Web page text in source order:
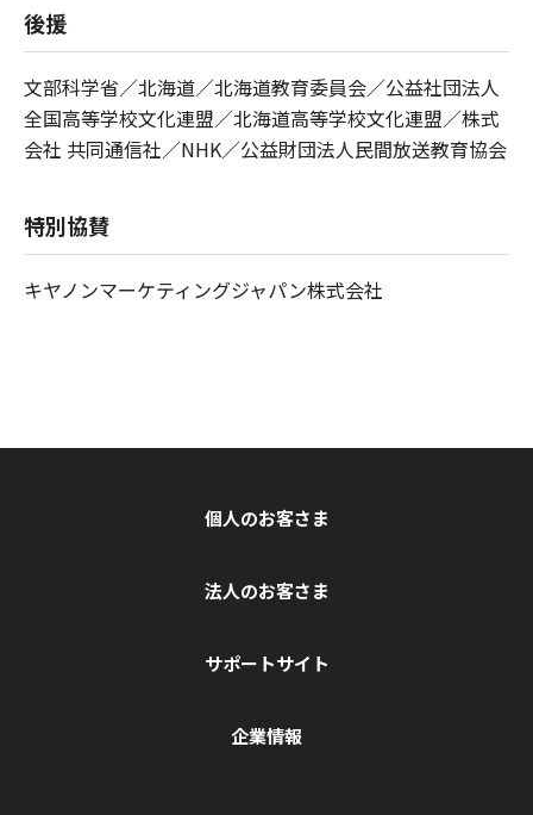
後援
⽂部科学省／北海道／北海道教育委員会／公益社団法⼈
全国⾼等学校⽂化連盟／北海道⾼等学校⽂化連盟／株式
会社 共同通信社／NHK／公益財団法⼈⺠間放送教育協会
特別協賛
キヤノンマーケティングジャパン株式会社
個人のお客さま
法人のお客さま
サポートサイト
企業情報